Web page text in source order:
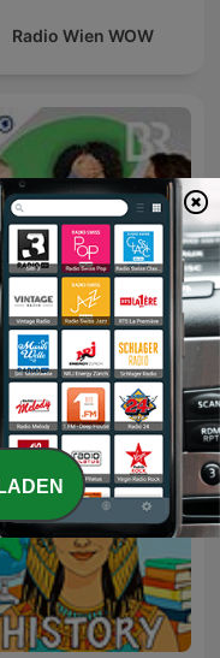
Radio Wien WOW
Quatsch & Weisheit:
Kinder reden. Über die
Welt. Und überhaupt